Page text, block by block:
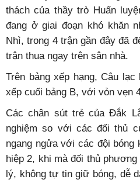
thách của thầy trò Huấn
đang ở giai đoạn khó khăn
Nhì, trong 4 trận gần đây đã
trận thua ngay trên sân nhà.
Trên bảng xếp hạng, Câu
xếp cuối bảng B, với vỏn vẹn
Các chân sút trẻ của Đắk
nghiệm so với các đối thủ
ngang ngửa với các đội bóng
hiệp 2, khi mà đối thủ
lý, không tự tin giữ bóng, dễ